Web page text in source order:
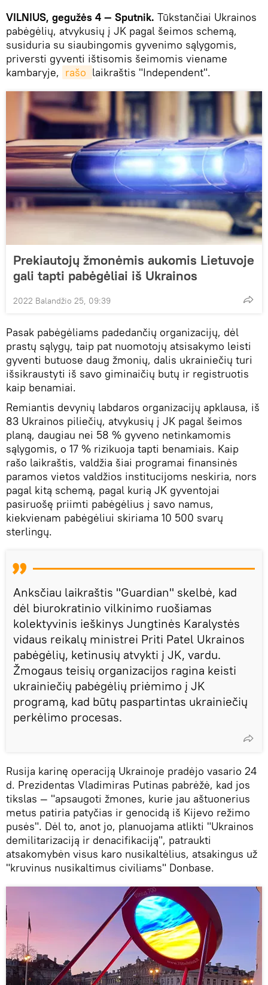
VILNIUS, gegužės 4 — Sputnik. Tūkstančiai Ukrainos
pabėgėlių, atvykusių į JK pagal šeimos schemą,
susiduria su siaubingomis gyvenimo sąlygomis,
priversti gyventi ištisomis šeimomis viename
kambaryje, rašo laikraštis "Independent".
Prekiautojų žmonėmis aukomis Lietuvoje
gali tapti pabėgėliai iš Ukrainos
2022 Balandžio 25, 09:39
Pasak pabėgėliams padedančių organizacijų, dėl
prastų sąlygų, taip pat nuomotojų atsisakymo leisti
gyventi butuose daug žmonių, dalis ukrainiečių turi
išsikraustyti iš savo giminaičių butų ir registruotis
kaip benamiai.
Remiantis devynių labdaros organizacijų apklausa, iš
83 Ukrainos piliečių, atvykusių į JK pagal šeimos
planą, daugiau nei 58 % gyveno netinkamomis
sąlygomis, o 17 % rizikuoja tapti benamiais. Kaip
rašo laikraštis, valdžia šiai programai finansinės
paramos vietos valdžios institucijoms neskiria, nors
pagal kitą schemą, pagal kurią JK gyventojai
pasiruošę priimti pabėgėlius į savo namus,
kiekvienam pabėgėliui skiriama 10 500 svarų
sterlingų.
Anksčiau laikraštis "Guardian" skelbė, kad
dėl biurokratinio vilkinimo ruošiamas
kolektyvinis ieškinys Jungtinės Karalystės
vidaus reikalų ministrei Priti Patel Ukrainos
pabėgėlių, ketinusių atvykti į JK, vardu.
Žmogaus teisių organizacijos ragina keisti
ukrainiečių pabėgėlių priėmimo į JK
programą, kad būtų paspartintas ukrainiečių
perkėlimo procesas.
Rusija karinę operaciją Ukrainoje pradėjo vasario 24
d. Prezidentas Vladimiras Putinas pabrėžė, kad jos
tikslas — "apsaugoti žmones, kurie jau aštuonerius
metus patiria patyčias ir genocidą iš Kijevo režimo
pusės". Dėl to, anot jo, planuojama atlikti "Ukrainos
demilitarizaciją ir denacifikaciją", patraukti
atsakomybėn visus karo nusikaltėlius, atsakingus už
"kruvinus nusikaltimus civiliams" Donbase.